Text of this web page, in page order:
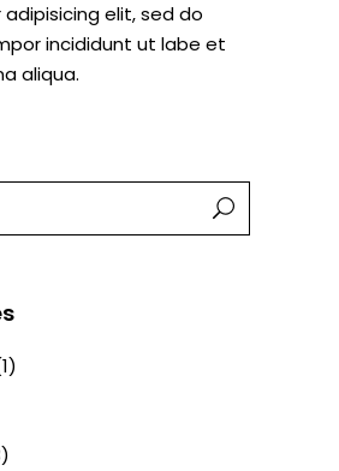
elit, sed do
incididunt ut labe et
aliqua.